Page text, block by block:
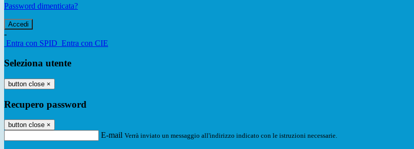
Password dimenticata?
-
Entra con SPID Entra con CIE
Seleziona utente
button close ×
Recupero password
button close ×
E-mail Verrà inviato un messaggio all'indirizzo indicato con le istruzioni necessarie.